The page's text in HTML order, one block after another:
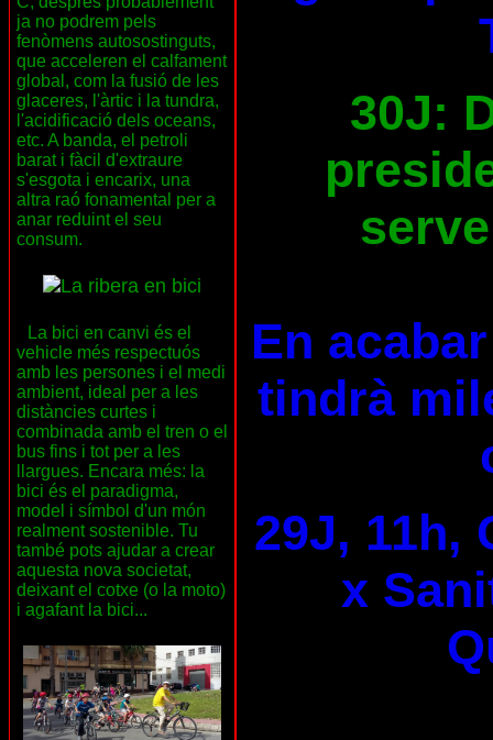
ja no podrem pels
fenòmens autosostinguts,
que acceleren el calfament
global, com la fusió de les
glaceres, l'àrtic i la tundra,
l'acidificació dels oceans,
etc. A banda, el petroli
barat i fàcil d'extraure
s'esgota i encarix, una
altra raó fonamental per a
anar reduint el seu
consum.
La bici en canvi és el
vehicle més respectuós
amb les persones i el medi
ambient, ideal per a les
distàncies curtes i
combinada amb el tren o el
bus fins i tot per a les
llargues. Encara més: la
bici és el paradigma,
model i símbol d'un món
realment sostenible. Tu
també pots ajudar a crear
aquesta nova societat,
deixant el cotxe (o la moto)
i agafant la bici...
30J:
En
tindrà
29J, 11h,
x